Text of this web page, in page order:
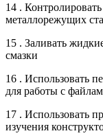
14 .
металлорежущих
15 . Заливать
смазки
16 . Использовать
для работы с
17 . Использовать
изучения